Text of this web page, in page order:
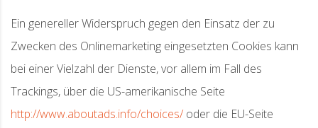
Ein genereller Widerspruch gegen den Einsatz der zu
Zwecken des Onlinemarketing eingesetzten Cookies kann
bei einer Vielzahl der Dienste, vor allem im Fall des
Trackings, über die US-amerikanische Seite
http://www.aboutads.info/choices/ oder die EU-Seite